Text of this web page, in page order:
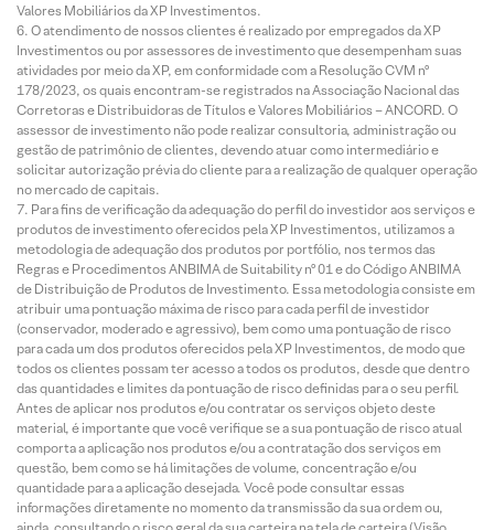
Valores Mobiliários da XP Investimentos.
O atendimento de nossos clientes é realizado por empregados da XP
Investimentos ou por assessores de investimento que desempenham suas
atividades por meio da XP, em conformidade com a Resolução CVM nº
178/2023, os quais encontram-se registrados na Associação Nacional das
Corretoras e Distribuidoras de Títulos e Valores Mobiliários – ANCORD. O
assessor de investimento não pode realizar consultoria, administração ou
gestão de patrimônio de clientes, devendo atuar como intermediário e
solicitar autorização prévia do cliente para a realização de qualquer operação
no mercado de capitais.
Para fins de verificação da adequação do perfil do investidor aos serviços e
produtos de investimento oferecidos pela XP Investimentos, utilizamos a
metodologia de adequação dos produtos por portfólio, nos termos das
Regras e Procedimentos ANBIMA de Suitability nº 01 e do Código ANBIMA
de Distribuição de Produtos de Investimento. Essa metodologia consiste em
atribuir uma pontuação máxima de risco para cada perfil de investidor
(conservador, moderado e agressivo), bem como uma pontuação de risco
para cada um dos produtos oferecidos pela XP Investimentos, de modo que
todos os clientes possam ter acesso a todos os produtos, desde que dentro
das quantidades e limites da pontuação de risco definidas para o seu perfil.
Antes de aplicar nos produtos e/ou contratar os serviços objeto deste
material, é importante que você verifique se a sua pontuação de risco atual
comporta a aplicação nos produtos e/ou a contratação dos serviços em
questão, bem como se há limitações de volume, concentração e/ou
quantidade para a aplicação desejada. Você pode consultar essas
informações diretamente no momento da transmissão da sua ordem ou,